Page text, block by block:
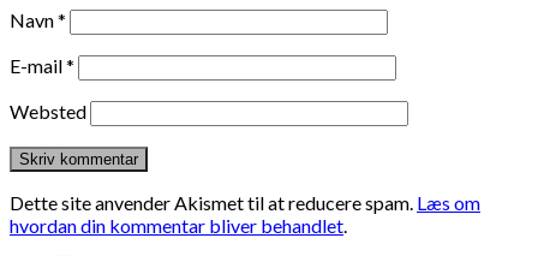
Navn*
E-mail*
Websted
Dette site anvender Akismet til at reducere spam. Læs om
hvordan din kommentar bliver behandlet.